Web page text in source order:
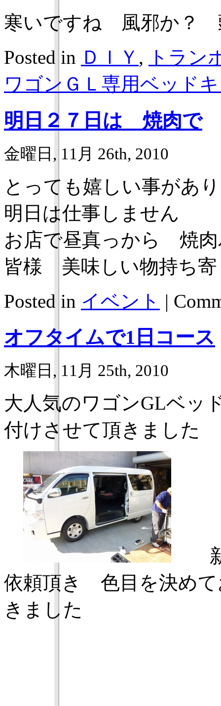
寒いですね 風邪か
Posted in ＤＩＹ ,
トラン
ワゴンＧＬ専用ベッド
明日２７日は 焼肉で
金曜日, 11月 26th, 2010
とっても嬉しい事があ
明日は仕事しません
お店で昼真っから 焼肉
皆様 美味しい物持ち寄
Posted in イベント |
オフタイムで1日コース
木曜日, 11月 25th, 2010
大人気のワゴンGLベ
付けさせて頂きました
新
依頼頂き 色目を決めて
きました